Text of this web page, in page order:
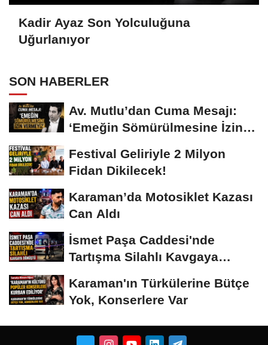
Kadir Ayaz Son Yolculuğuna
Uğurlanıyor
SON HABERLER
Av. Mutlu’dan Cuma Mesajı:
‘Emeğin Sömürülmesine İzin
Festival Geliriyle 2 Milyon
Fidan Dikilecek!
Karaman’da Motosiklet Kazası
Can Aldı
İsmet Paşa Caddesi'nde
Tartışma Silahlı Kavgaya
Karaman'ın Türkülerine Bütçe
Yok, Konserlere Var